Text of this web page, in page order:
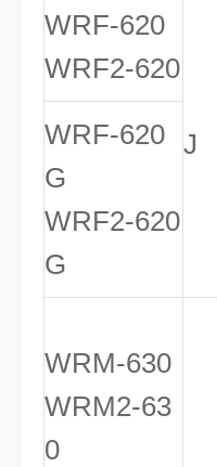
WRF-620
WRF2-620
J
WRF-620
G
WRF2-620
G
WRM-630
WRM2-63
0